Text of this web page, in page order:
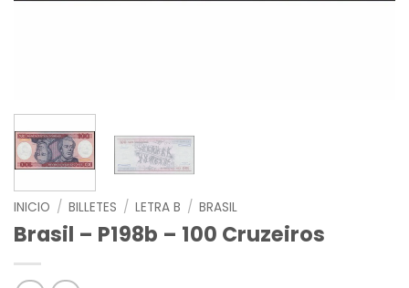
INICIO / BILLETES / LETRA B / BRASIL
Brasil – P198b – 100 Cruzeiros